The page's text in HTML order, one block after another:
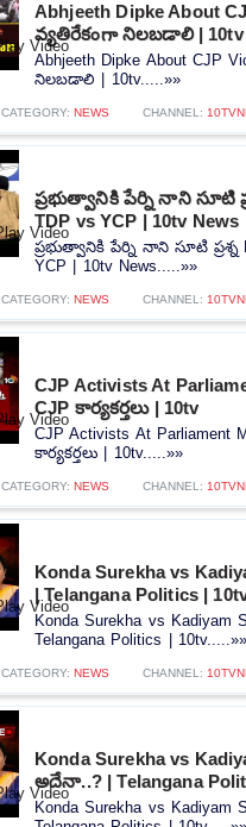
Abhjeeth Dipke About
వ్యతిరేకంగా నిలబడాలి | 10tv
Abhjeeth Dipke About CJP
నిలబడాలి | 10tv.....»»
CATEGORY: NEWS CHANNEL:
ప్రభుత్వానికి పేర్ని నాని సూటి
TDP vs YCP | 10tv News
ప్రభుత్వానికి పేర్ని నాని సూటి ప్రశ్న
YCP | 10tv News.....»»
CATEGORY: NEWS CHANNEL:
CJP Activists At
CJP కార్యకర్తలు | 10tv
CJP Activists At Parliament
కార్యకర్తలు | 10tv.....»»
CATEGORY: NEWS CHANNEL:
Konda Surekha vs
| Telangana Politics |
Konda Surekha vs
Telangana Politics | 10tv.....»»
CATEGORY: NEWS CHANNEL:
Konda Surekha vs
అదేనా..? | Telangana
Konda Surekha vs